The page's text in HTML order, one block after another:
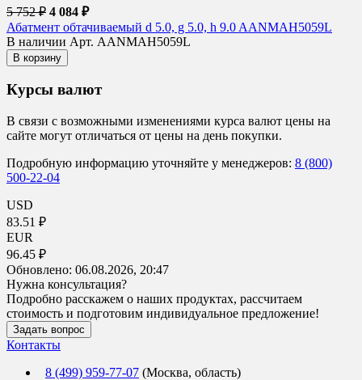
5 752 ₽ 4 084 ₽
Абатмент обтачиваемый d 5.0, g 5.0, h 9.0 AANMAH5059L
В наличии Арт. AANMAH5059L
В корзину
Курсы валют
В связи с возможными изменениями курса валют цены на
сайте могут отличаться от цены на день покупки.
Подробную информацию уточняйте у менеджеров: 8 (800)
500-22-04
USD
83.51 ₽
EUR
96.45 ₽
Обновлено: 06.08.2026, 20:47
Нужна консультация?
Подробно расскажем о наших продуктах, рассчитаем
стоимость и подготовим индивидуальное предложение!
Задать вопрос
Контакты
8 (499) 959-77-07 (Москва, область)